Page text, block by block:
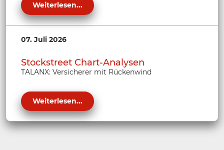
Weiterlesen...
07. Juli 2026
Stockstreet Chart-Analysen
TALANX: Versicherer mit Rückenwind
Weiterlesen...